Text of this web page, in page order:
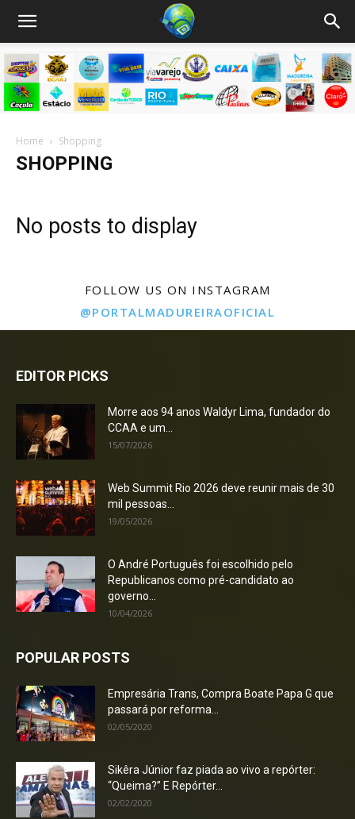
Home Shopping
SHOPPING
No posts to display
FOLLOW US ON INSTAGRAM
@PORTALMADUREIRAOFICIAL
EDITOR PICKS
Morre aos 94 anos Waldyr Lima, fundador do
CCAA e um...
15/07/2026
Web Summit Rio 2026 deve reunir mais de 30
mil pessoas...
19/05/2026
O André Português foi escolhido pelo
Republicanos como pré-candidato ao
governo...
10/04/2026
POPULAR POSTS
Empresária Trans, Compra Boate Papa G que
passará por reforma...
02/05/2020
Sikêra Júnior faz piada ao vivo a repórter:
“Queima?” E Repórter...
02/02/2020